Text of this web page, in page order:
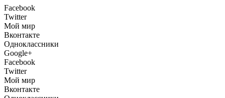
Facebook
Twitter
Мой мир
Вконтакте
Одноклассники
Google+
Facebook
Twitter
Мой мир
Вконтакте